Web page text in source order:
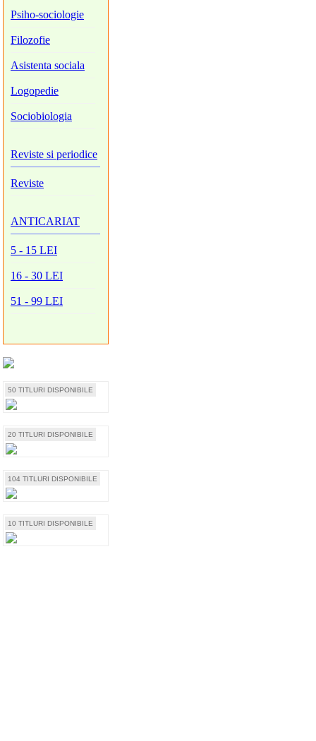
Psiho-sociologie
Filozofie
Asistenta sociala
Logopedie
Sociobiologia
Reviste si periodice
Reviste
ANTICARIAT
5 - 15 LEI
16 - 30 LEI
51 - 99 LEI
50 TITLURI DISPONIBILE
20 TITLURI DISPONIBILE
104 TITLURI DISPONIBILE
10 TITLURI DISPONIBILE